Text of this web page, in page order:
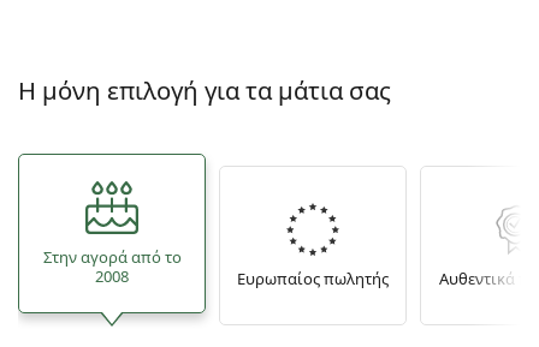
Η μόνη επιλογή για τα μάτια σας
Στην αγορά από το
2008
Ευρωπαίος πωλητής Αυθεντικά